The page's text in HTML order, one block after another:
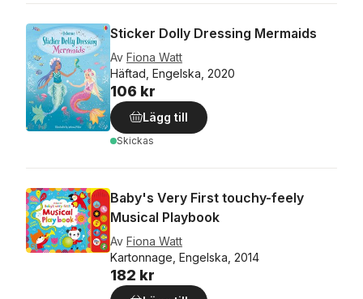
Sticker Dolly Dressing Mermaids
Av Fiona Watt
Häftad, Engelska, 2020
106 kr
Lägg till
Skickas
Baby's Very First touchy-feely
Musical Playbook
Av Fiona Watt
Kartonnage, Engelska, 2014
182 kr